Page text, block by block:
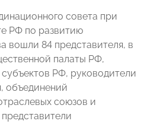
совета при
РФ по развитию
вошли 84 представителя, в
палаты РФ,
РФ, руководители
объединений
союзов и